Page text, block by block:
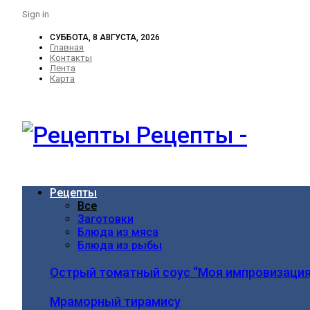
Sign in
СУББОТА, 8 АВГУСТА, 2026
Главная
Контакты
Лента
Карта
Рецепты -
Рецепты
Все
Заготовки
Блюда из мяса
Блюда из рыбы
Острый томатный соус “Моя
Мраморный тирамису